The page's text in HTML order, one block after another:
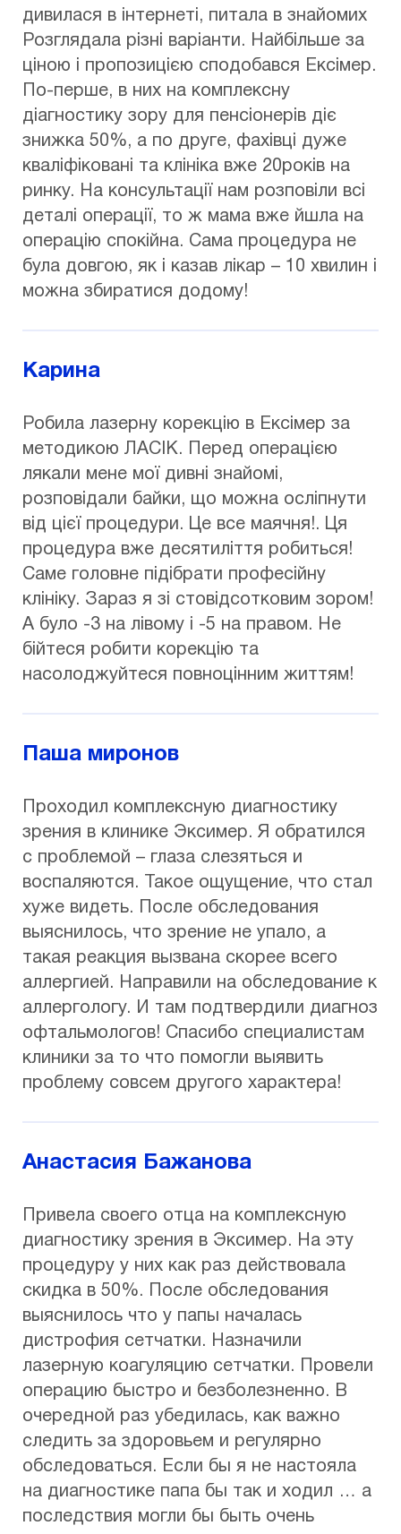
дивилася в інтернеті, питала в знайомих
Розглядала різні варіанти. Найбільше за
ціною і пропозицією сподобався Ексімер.
По-перше, в них на комплексну
діагностику зору для пенсіонерів діє
знижка 50%, а по друге, фахівці дуже
кваліфіковані та клініка вже 20років на
ринку. На консультації нам розповіли всі
деталі операції, то ж мама вже йшла на
операцію спокійна. Сама процедура не
була довгою, як і казав лікар – 10 хвилин і
можна збиратися додому!
Карина
Робила лазерну корекцію в Ексімер за
методикою ЛАСІК. Перед операцією
лякали мене мої дивні знайомі,
розповідали байки, що можна осліпнути
від цієї процедури. Це все маячня!. Ця
процедура вже десятиліття робиться!
Саме головне підібрати професійну
клініку. Зараз я зі стовідсотковим зором!
А було -3 на лівому і -5 на правом. Не
бійтеся робити корекцію та
насолоджуйтеся повноцінним життям!
Паша миронов
Проходил комплексную диагностику
зрения в клинике Эксимер. Я обратился
с проблемой – глаза слезяться и
воспаляются. Такое ощущение, что стал
хуже видеть. После обследования
выяснилось, что зрение не упало, а
такая реакция вызвана скорее всего
аллергией. Направили на обследование к
аллергологу. И там подтвердили диагноз
офтальмологов! Спасибо специалистам
клиники за то что помогли выявить
проблему совсем другого характера!
Анастасия Бажанова
Привела своего отца на комплексную
диагностику зрения в Эксимер. На эту
процедуру у них как раз действовала
скидка в 50%. После обследования
выяснилось что у папы началась
дистрофия сетчатки. Назначили
лазерную коагуляцию сетчатки. Провели
операцию быстро и безболезненно. В
очередной раз убедилась, как важно
следить за здоровьем и регулярно
обследоваться. Если бы я не настояла
на диагностике папа бы так и ходил … а
последствия могли бы быть очень